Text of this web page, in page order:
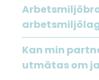
Kan min
utmätas om